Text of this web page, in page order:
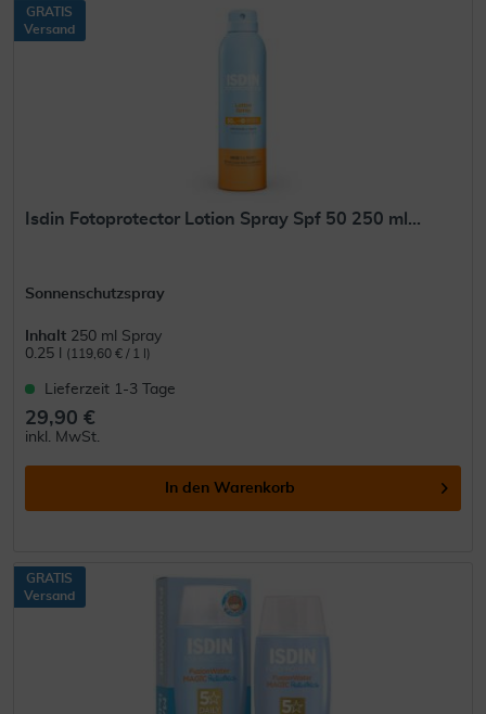
GRATIS
Versand
Isdin Fotoprotector Lotion Spray Spf 50 250 ml...
Sonnenschutzspray
Inhalt 250 ml Spray
0.25 l
(119,60 € / 1 l)
Lieferzeit 1-3 Tage
29,90 €
inkl. MwSt.
In den Warenkorb
GRATIS
Versand